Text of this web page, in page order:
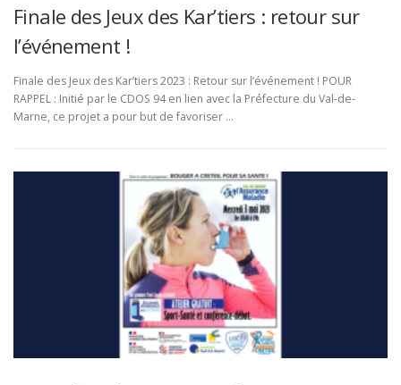
Finale des Jeux des Kar’tiers : retour sur
l’événement !
Finale des Jeux des Kar’tiers 2023 : Retour sur l’événement ! POUR
RAPPEL : Initié par le CDOS 94 en lien avec la Préfecture du Val-de-
Marne, ce projet a pour but de favoriser …